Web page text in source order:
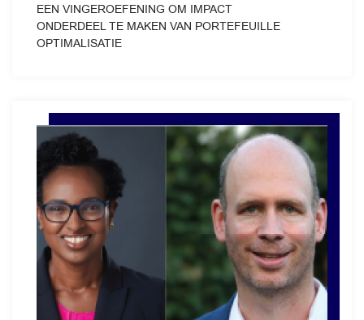
EEN VINGEROEFENING OM IMPACT
ONDERDEEL TE MAKEN VAN PORTEFEUILLE
OPTIMALISATIE